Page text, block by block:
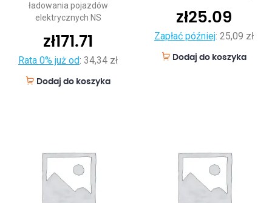
ładowania pojazdów
elektrycznych NS
zł171.71
Rata 0% już od: 34,34 zł
Dodaj do koszyka
zł25.09
Zapłać później: 25,09 zł
Dodaj do koszyka